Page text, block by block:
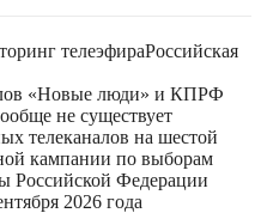
телеэфираРоссийская
«Новые люди» и КПРФ
не существует
телеканалов на шестой
кампании по выборам
Российской Федерации
2026 года